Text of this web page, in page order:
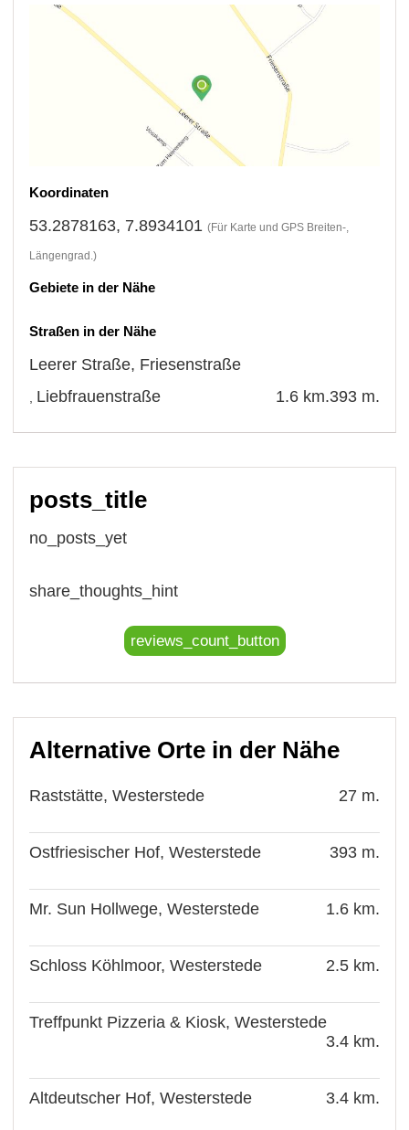
Koordinaten
53.2878163, 7.8934101 (Für Karte und GPS Breiten-,
Längengrad.)
Gebiete in der Nähe
Straßen in der Nähe
Leerer Straße, Friesenstraße
393 m.
Liebfrauenstraße 1.6 km.
posts_title
no_posts_yet
share_thoughts_hint
reviews_count_button
Alternative Orte in der Nähe
Raststätte, Westerstede 27 m.
Ostfriesischer Hof, Westerstede 393 m.
Mr. Sun Hollwege, Westerstede 1.6 km.
Schloss Köhlmoor, Westerstede 2.5 km.
Treffpunkt Pizzeria & Kiosk, Westerstede
3.4 km.
Altdeutscher Hof, Westerstede 3.4 km.